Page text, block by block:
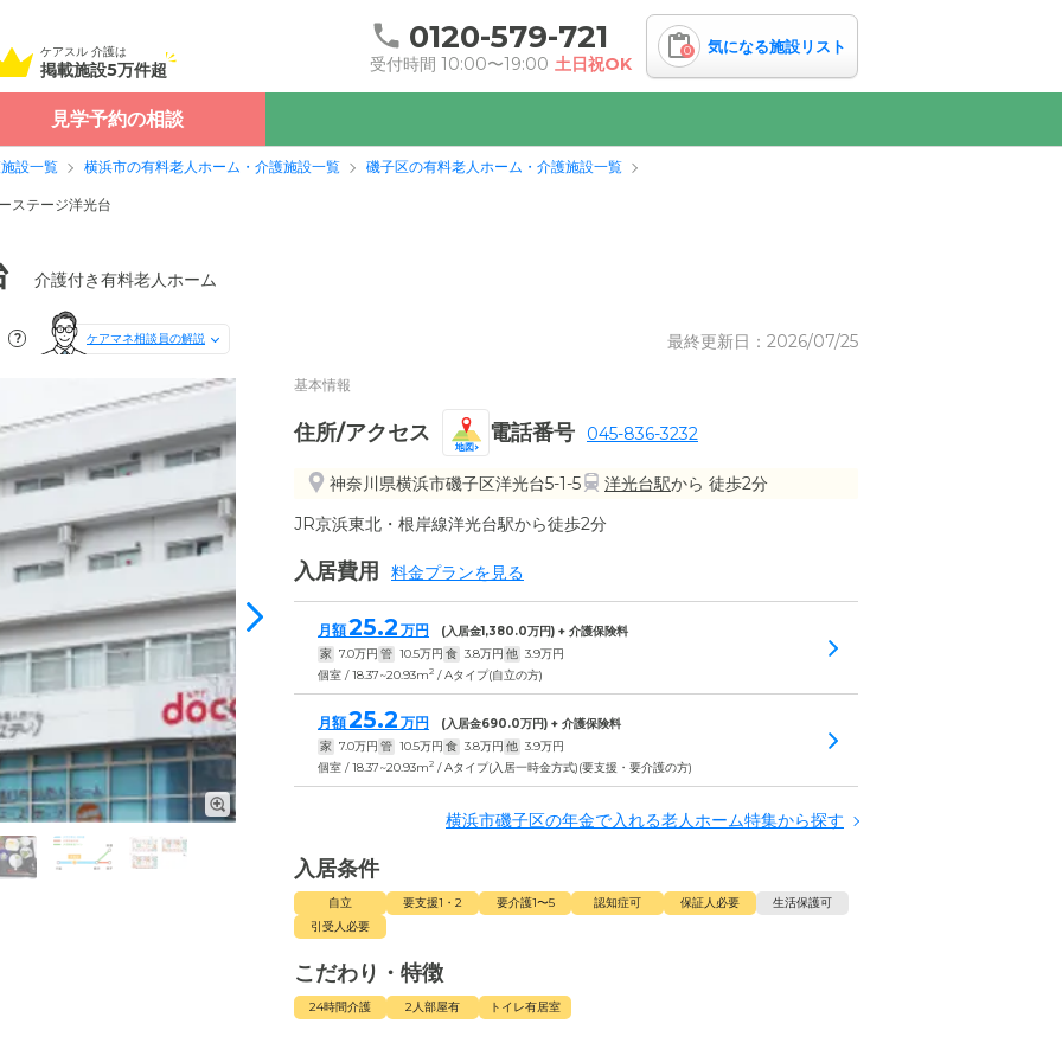
ケアスル 介護は
掲載施設5万件超
0120-579-721
受付時間 10:00〜19:00 土日祝OK
0 気になる施設リスト
見学予約の相談
設一覧 横浜市の有料老人ホーム・介護施設一覧 磯子区の有料老人ホーム・介護施設一覧
ステージ洋光台
介護付き有料老人ホーム
? ケアマネ相談員の解説 最終更新日：2026/07/25
基本情報
住所/アクセス
地図
電話番号 045-836-3232
神奈川県横浜市磯子区洋光台5-1-5 洋光台駅から 徒歩2分
JR京浜東北・根岸線洋光台駅から徒歩2分
入居費用 料金プランを見る
月額25.2 万円 (入居金1,380.0万円) + 介護保険料
家 7.0万円 管 10.5万円 食 3.8万円 他 3.9万円
個室 / 18.37~20.93m2 / Aタイプ(自立の方)
月額25.2 万円 (入居金690.0万円) + 介護保険料
家 7.0万円 管 10.5万円 食 3.8万円 他 3.9万円
個室 / 18.37~20.93m2 / Aタイプ(入居一時金方式)(要支援・要介護の方)
横浜市磯子区の年金で入れる老人ホーム特集から探す
入居条件
自立 要支援1・2 要介護1〜5 認知症可 保証人必要
生活保護可
引受人必要
こだわり・特徴
24時間介護 2人部屋有 トイレ有居室